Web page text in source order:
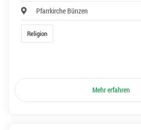
Pfarrkirche Bünzen
Religion
Mehr erfahren